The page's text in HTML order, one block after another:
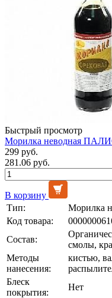
Быстрый просмотр
Морилка неводная
299 руб.
281.06 руб.
В корзину
Тип:
Морилка
Код товара:
Состав:
смолы,
Методы
нанесения:
кистью,
Блеск
покрытия:
Нет